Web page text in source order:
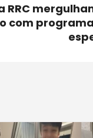
RRC
com